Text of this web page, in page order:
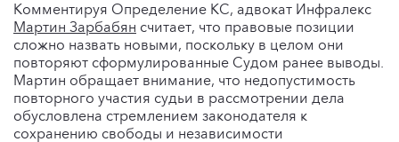
Комментируя Определение КС, адвокат Инфралекс
Мартин Зарбабян считает, что правовые позиции
сложно назвать новыми, поскольку в целом они
повторяют сформулированные Судом ранее выводы.
Мартин обращает внимание, что недопустимость
повторного участия судьи в рассмотрении дела
обусловлена стремлением законодателя к
сохранению свободы и независимости